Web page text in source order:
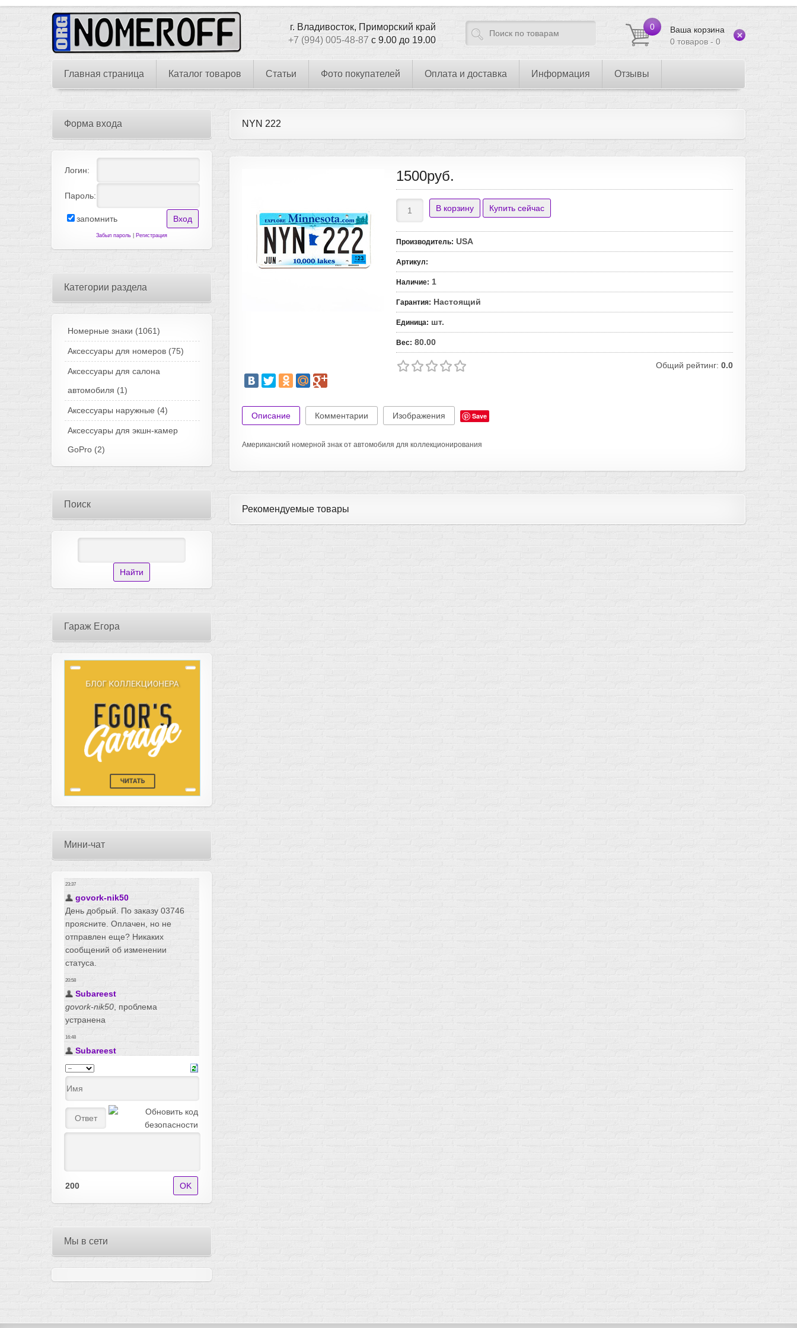
0
Ваша корзина
0 товаров - 0
г. Владивосток, Приморский край
+7 (994) 005-48-87 с 9.00 до 19.00
Главная страница Каталог товаров Статьи Фото покупателей Оплата и доставка Информация Отзывы
NYN 222
1500руб.
Производитель: USA
Артикул:
Наличие: 1
Гарантия: Настоящий
Единица: шт.
Вес: 80.00
Общий рейтинг: 0.0
Описание Комментарии Изображения Save
Американский номерной знак от автомобиля для коллекционирования
Рекомендуемые товары
Форма входа
Логин:
Пароль:
запомнить
Забыл пароль Регистрация
Категории раздела
Номерные знаки (1061)
Аксессуары для номеров (75)
Аксессуары для салона
автомобиля (1)
Аксессуары наружные (4)
Аксессуары для экшн-камер
GoPro (2)
Поиск
Гараж Егора
Мини-чат
200
Мы в сети